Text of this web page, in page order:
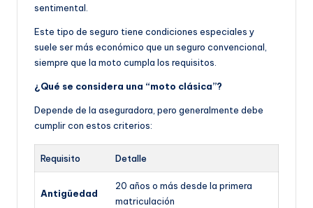
sentimental.
Este tipo de seguro tiene condiciones especiales y
suele ser más económico que un seguro convencional,
siempre que la moto cumpla los requisitos.
¿Qué se considera una “moto clásica”?
Depende de la aseguradora, pero generalmente debe
cumplir con estos criterios:
Requisito Detalle
Antigüedad
20 años o más desde la primera
matriculación